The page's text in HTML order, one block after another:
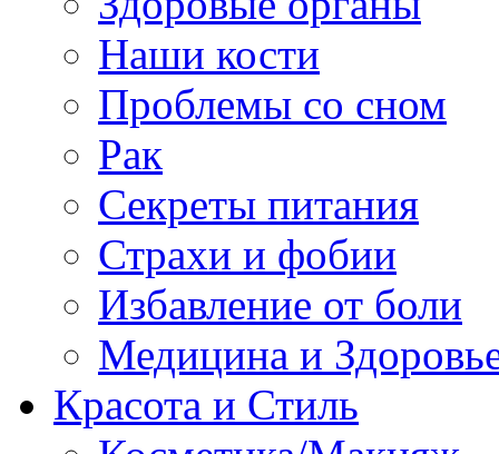
Наши кости
Проблемы со сном
Рак
Секреты питания
Страхи и фобии
Избавление от боли
Медицина и
Красота и Стиль